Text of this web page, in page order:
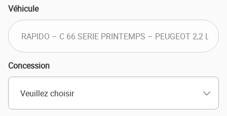
Véhicule
Concession
Veuillez choisir